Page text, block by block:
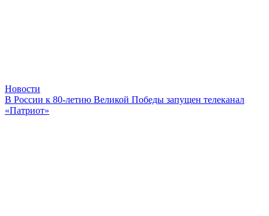
Новости
В России к 80-летию Великой Победы запущен телеканал
«Патриот»